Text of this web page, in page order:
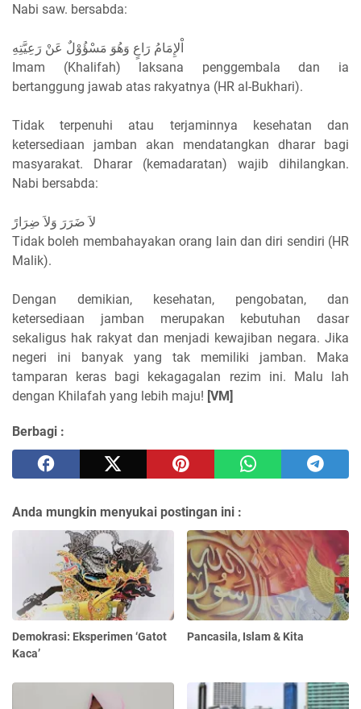
Nabi saw. bersabda:
اْلإِمَامُ رَاعٍ وَهُوَ مَسْؤُوْلٌ عَنْ رَعِيَّتِهِ
Imam (Khalifah) laksana penggembala dan ia
bertanggung jawab atas rakyatnya (HR al-Bukhari).
Tidak terpenuhi atau terjaminnya kesehatan dan
ketersediaan jamban akan mendatangkan dharar bagi
masyarakat. Dharar (kemadaratan) wajib dihilangkan.
Nabi bersabda:
لاَ ضَرَرَ وَلاَ ضِرَارً
Tidak boleh membahayakan orang lain dan diri sendiri (HR
Malik).
Dengan demikian, kesehatan, pengobatan, dan
ketersediaan jamban merupakan kebutuhan dasar
sekaligus hak rakyat dan menjadi kewajiban negara. Jika
negeri ini banyak yang tak memiliki jamban. Maka
tamparan keras bagi kekagagalan rezim ini. Malu lah
dengan Khilafah yang lebih maju! [VM]
Berbagi :
Anda mungkin menyukai postingan ini :
Demokrasi: Eksperimen ‘Gatot
Kaca’
Pancasila, Islam & Kita